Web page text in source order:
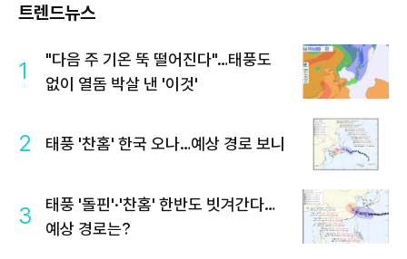
트렌드뉴스
1
"다음 주 기온 뚝 떨어진다"…태풍도
없이 열돔 박살 낸 '이것'
2 태풍 '찬홈' 한국 오나…예상 경로 보니
3
태풍 '돌핀'·'찬홈' 한반도 빗겨간다…
예상 경로는?